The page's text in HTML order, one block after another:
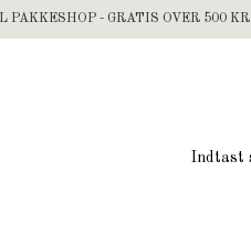
PAKKESHOP - GRATIS OVER 500 KR